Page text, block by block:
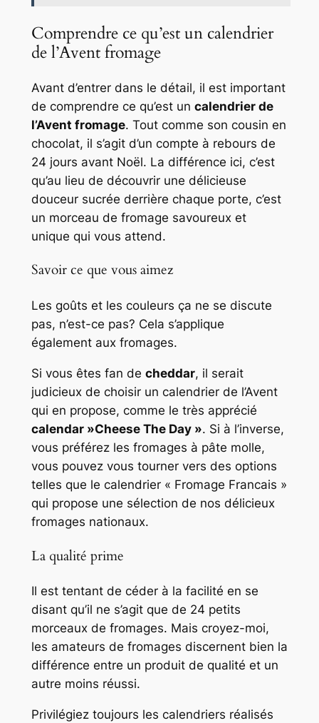
Comprendre ce qu’est un calendrier
de l’Avent fromage
Avant d’entrer dans le détail, il est important
de comprendre ce qu’est un calendrier de
l’Avent fromage. Tout comme son cousin en
chocolat, il s’agit d’un compte à rebours de
24 jours avant Noël. La différence ici, c’est
qu’au lieu de découvrir une délicieuse
douceur sucrée derrière chaque porte, c’est
un morceau de fromage savoureux et
unique qui vous attend.
Savoir ce que vous aimez
Les goûts et les couleurs ça ne se discute
pas, n’est-ce pas? Cela s’applique
également aux fromages.
Si vous êtes fan de cheddar, il serait
judicieux de choisir un calendrier de l’Avent
qui en propose, comme le très apprécié
calendar »Cheese The Day ». Si à l’inverse,
vous préférez les fromages à pâte molle,
vous pouvez vous tourner vers des options
telles que le calendrier « Fromage Francais »
qui propose une sélection de nos délicieux
fromages nationaux.
La qualité prime
Il est tentant de céder à la facilité en se
disant qu’il ne s’agit que de 24 petits
morceaux de fromages. Mais croyez-moi,
les amateurs de fromages discernent bien la
différence entre un produit de qualité et un
autre moins réussi.
Privilégiez toujours les calendriers réalisés